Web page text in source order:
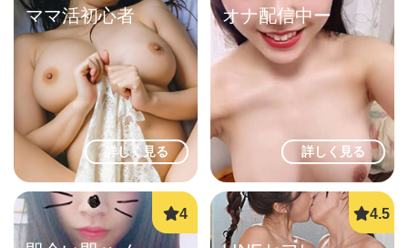
詳しく見る
ママ活初心者
詳しく見る
オナ配信中ー